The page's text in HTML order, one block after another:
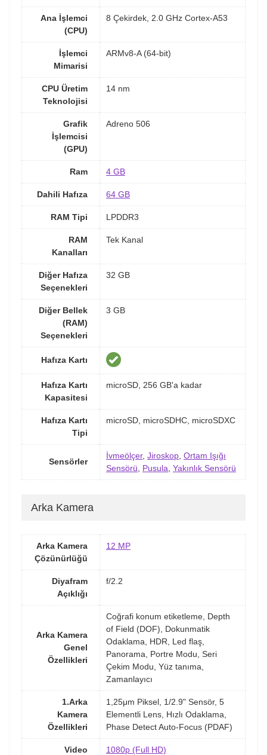
Ana İşlemci
(CPU)
8 Çekirdek, 2.0 GHz Cortex-A53
İşlemci
Mimarisi
ARMv8-A (64-bit)
CPU Üretim
Teknolojisi
14 nm
Grafik
İşlemcisi
(GPU)
Adreno 506
Ram 4 GB
Dahili Hafıza 64 GB
RAM Tipi LPDDR3
RAM
Kanalları
Tek Kanal
Diğer Hafıza
Seçenekleri
32 GB
Diğer Bellek
(RAM)
Seçenekleri
3 GB
Hafıza Kartı
Hafıza Kartı
Kapasitesi
microSD, 256 GB'a kadar
Hafıza Kartı
Tipi
microSD, microSDHC, microSDXC
Sensörler
İvmeölçer, Jiroskop Ortam Işığı
Sensörü
Pusula Yakınlık Sensörü
Arka Kamera
Arka Kamera
Çözünürlüğü
12 MP
Diyafram
Açıklığı
f/2.2
Arka Kamera
Genel
Özellikleri
Coğrafi konum etiketleme, Depth
of Field (DOF), Dokunmatik
Odaklama, HDR, Led flaş,
Panorama, Portre Modu, Seri
Çekim Modu, Yüz tanıma,
Zamanlayıcı
1.Arka
Kamera
Özellikleri
1,25μm Piksel, 1/2.9" Sensör, 5
Elementli Lens, Hızlı Odaklama,
Phase Detect Auto-Focus (PDAF)
Video
1080p (Full HD)